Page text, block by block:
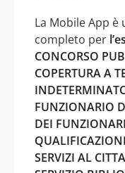
La Mobile App
completo per
CONCORSO
COPERTURA A
FUNZIONARIO
DEI
SERVIZI AL